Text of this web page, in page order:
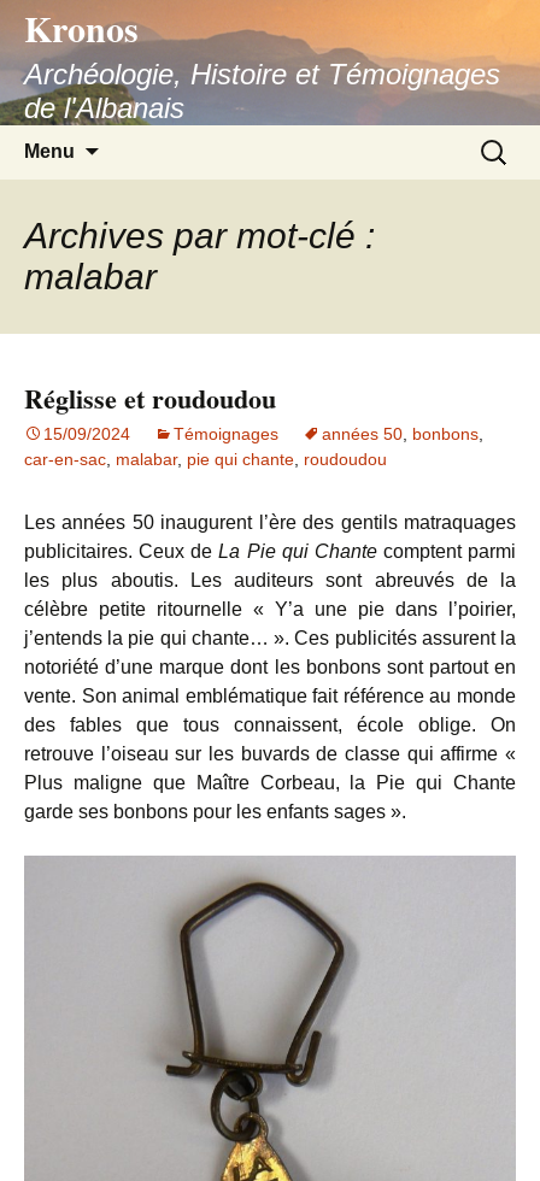
contenu
Kronos
Archéologie, Histoire et Témoignages
de l'Albanais
Menu
Archives par mot-clé :
malabar
Réglisse et roudoudou
15/09/2024 Témoignages années 50 bonbons
car-en-sac malabar, pie qui chante roudoudou
Les années 50 inaugurent l’ère des gentils matraquages
publicitaires. Ceux deLa Pie qui Chantecomptent parmi
les plus aboutis. Les auditeurs sont abreuvés de la
célèbre petite ritournelle « Y’a une pie dans l’poirier,
j’entends la pie qui chante… ». Ces publicités assurent la
notoriété d’une marque dont les bonbons sont partout en
vente. Son animal emblématique fait référence au monde
des fables que tous connaissent, école oblige. On
retrouve l’oiseau sur les buvards de classe qui affirme «
Plus maligne que Maître Corbeau, la Pie qui Chante
garde ses bonbons pour les enfants sages ».